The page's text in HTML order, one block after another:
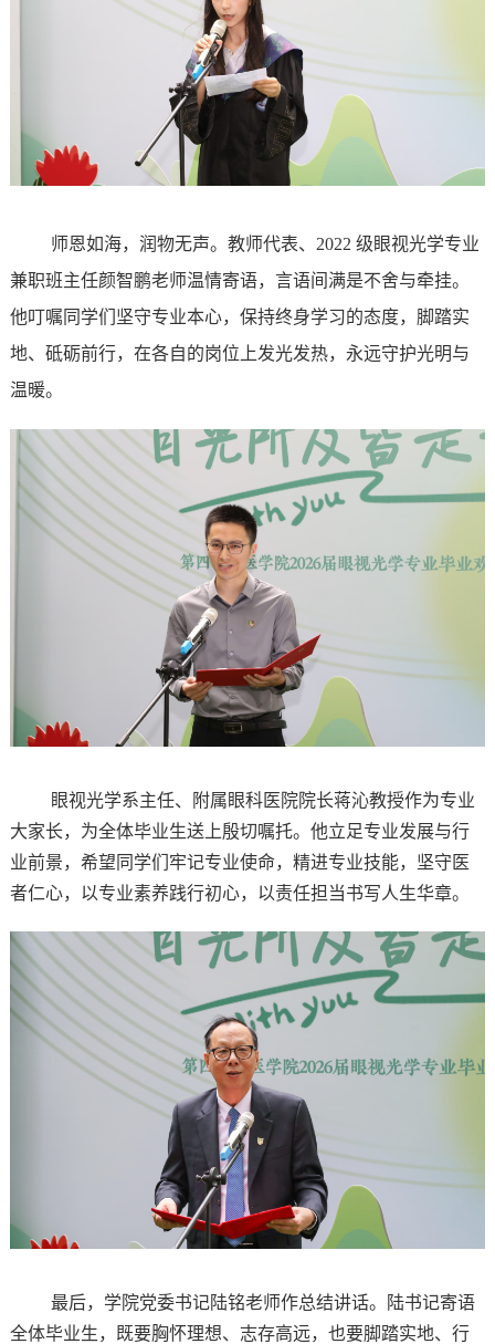
师恩如海，润物无声。教师代表、 2022 级眼视光学专业
兼职班主任颜智鹏老师温情寄语，言语间满是不舍与牵挂。
他叮嘱同学们坚守专业本心，保持终身学习的态度，脚踏实
地、砥砺前行，在各自的岗位上发光发热，永远守护光明与
温暖。
眼视光学系主任、附属眼科医院院长蒋沁教授作为专业
大家长，为全体毕业生送上殷切嘱托。他立足专业发展与行
业前景，希望同学们牢记专业使命，精进专业技能，坚守医
者仁心，以专业素养践行初心，以责任担当书写人生华章。
最后，学院党委书记陆铭老师作总结讲话。陆书记寄语
全体毕业生，既要胸怀理想、志存高远，也要脚踏实地、行